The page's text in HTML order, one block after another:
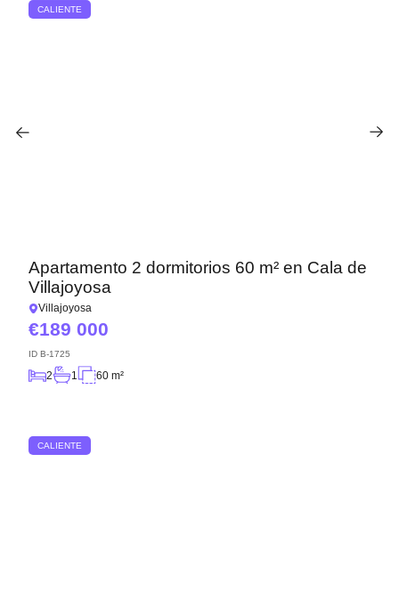
CALIENTE
Apartamento 2 dormitorios 60 m² en Cala de
Villajoyosa
Villajoyosa
189 000
ID B-1725
2 1 60 m²
CALIENTE